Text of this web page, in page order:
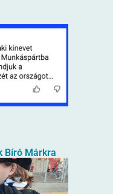
Bíró Márkra